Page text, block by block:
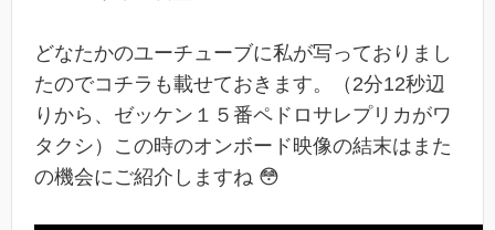
どなたかのユーチューブに私が写っておりまし
たのでコチラも載せておきます。（2分12秒辺
りから、ゼッケン１５番ペドロサレプリカがワ
タクシ）この時のオンボード映像の結末はまた
の機会にご紹介しますね 😳